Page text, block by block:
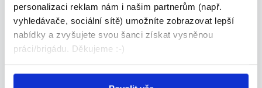
personalizaci reklam nám i našim partnerům (např.
vyhledávače, sociální sítě) umožníte zobrazovat lepší
nabídky a zvyšujete svou šanci získat vysněnou
práci/brigádu. Děkujeme :-)
175 - 175 Kč/hod.
ÚVAZEK: